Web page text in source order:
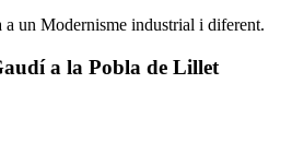
un Modernisme industrial i diferent.
a la Pobla de Lillet